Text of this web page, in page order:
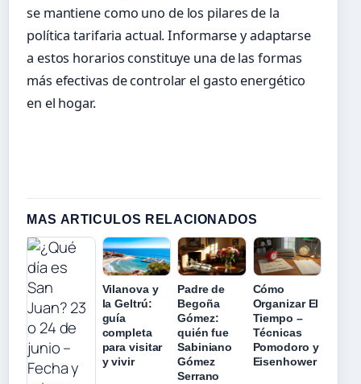
se mantiene como uno de los pilares de la
política tarifaria actual. Informarse y adaptarse
a estos horarios constituye una de las formas
más efectivas de controlar el gasto energético
en el hogar.
MAS ARTICULOS RELACIONADOS
Vilanova y
la Geltrú:
guía
completa
para visitar
y vivir
Padre de
Begoña
Gómez:
quién fue
Sabiniano
Gómez
Serrano
Cómo
Organizar El
Tiempo –
Técnicas
Pomodoro y
Eisenhower